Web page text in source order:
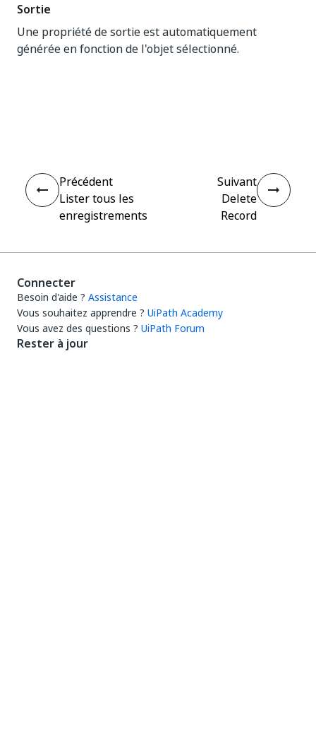
Sortie
Une propriété de sortie est automatiquement
générée en fonction de l'objet sélectionné.
Précédent
Lister tous les
enregistrements
Suivant
Delete
Record
Connecter
Besoin d'aide ? Assistance
Vous souhaitez apprendre ? UiPath Academy
Vous avez des questions ? UiPath Forum
Rester à jour